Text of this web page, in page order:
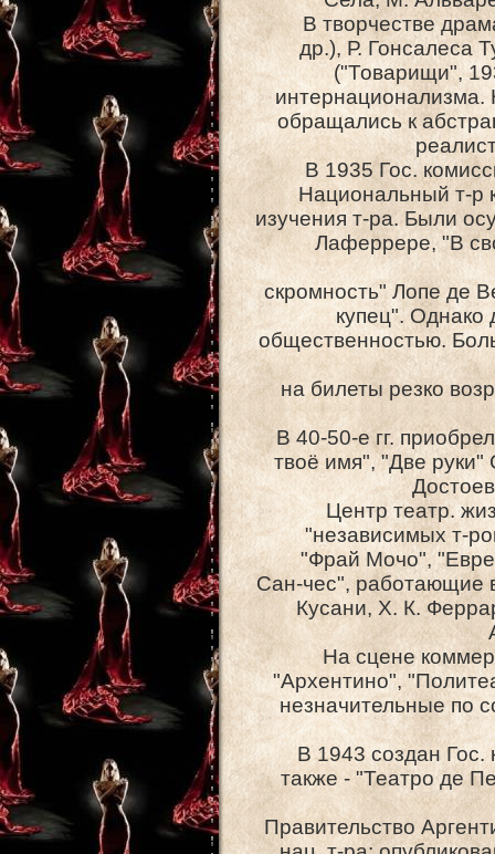
В творчестве
др.), Р. Гонсалеса
("Товарищи",
обращались к
В 1935 Гос.
Национальный т-р
изучения т-ра. Были
Лаферрере, "В
скромность" Лопе де
купец". Однако
общественностью.
на билеты резко
В 40-50-е гг.
твоё имя", "Две руки"
Центр театр.
"независимых т-
"Фрай Мочо",
Сан-чес", работающие
Кусани, X. К.
На сцене
"Архентино",
незначительные по
В 1943 создан Гос.
также - "Театро де
Правительство